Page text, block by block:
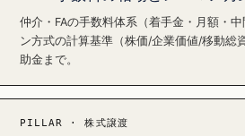
仲介・FAの手数料体系（着手金・月額・
ン方式の計算基準（株価/企業価値/移動総
助金まで。
PILLAR · 株式譲渡